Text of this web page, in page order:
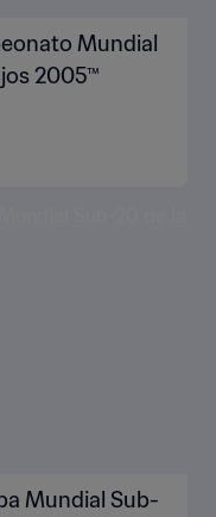
Mundial
2005™
Mundial Sub-